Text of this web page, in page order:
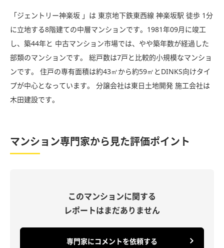
「ジェントリー神楽坂 」は 東京地下鉄東西線 神楽坂駅 徒歩 1分
に立地する8階建ての中層マンションです。1981年09月に竣工
し、築44年と 中古マンション市場では、やや築年数が経過した
部類のマンションです。 総戸数は7戸と比較的小規模なマンショ
ンです。 住戸の専有面積は約43㎡から約59㎡とDINKS向けタイ
プが中心となっています。 分譲会社は東日土地開発 施工会社は
木田建設です。
マンション専門家から見た評価ポイント
このマンションに関する
レポートはまだありません
専門家にコメントを依頼する